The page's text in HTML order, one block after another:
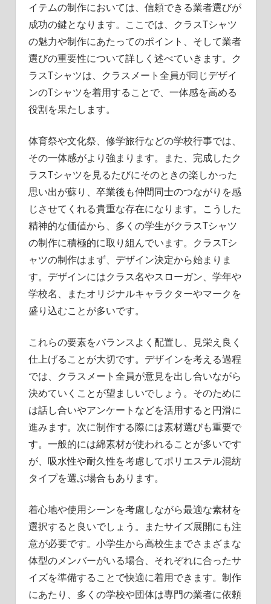
イテムの制作においては、信頼できる業者選びが
成功の鍵となります。ここでは、クラスTシャツ
の魅力や制作にあたってのポイント、そして業者
選びの重要性について詳しく述べていきます。ク
ラスTシャツは、クラスメート全員が同じデザイ
ンのTシャツを着用することで、一体感を高める
役割を果たします。
体育祭や文化祭、修学旅行などの学校行事では、
その一体感がより強まります。また、完成したク
ラスTシャツを見るたびにそのときの楽しかった
思い出が蘇り、卒業後も仲間同士のつながりを感
じさせてくれる貴重な存在になります。こうした
精神的な価値から、多くの学生がクラスTシャツ
の制作に積極的に取り組んでいます。クラスTシ
ャツの制作はまず、デザイン決定から始まりま
す。デザインにはクラス名やスローガン、学年や
学校名、またオリジナルキャラクターやマークを
盛り込むことが多いです。
これらの要素をバランスよく配置し、見栄え良く
仕上げることが大切です。デザインを考える過程
では、クラスメート全員が意見を出し合いながら
決めていくことが望ましいでしょう。そのために
は話し合いやアンケートなどを活用すると円滑に
進みます。次に制作する際には素材選びも重要で
す。一般的には綿素材が使われることが多いです
が、吸水性や耐久性を考慮してポリエステル混紡
タイプを選ぶ場合もあります。
着心地や使用シーンを考慮しながら最適な素材を
選択すると良いでしょう。またサイズ展開にも注
意が必要です。小学生から高校生までさまざまな
体型のメンバーがいる場合、それぞれに合ったサ
イズを準備することで快適に着用できます。制作
にあたり、多くの学校や団体は専門の業者に依頼